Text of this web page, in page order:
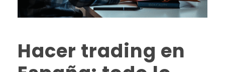
Hacer trading en